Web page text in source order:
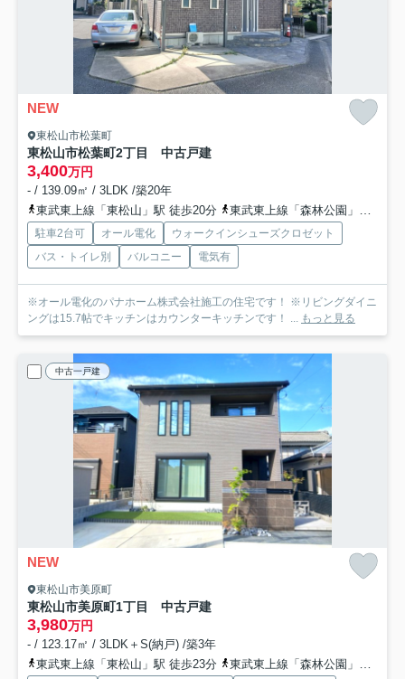
NEW
東松山市松葉町
東松山市松葉町2丁目 中古戸建
3,400万円
- / 139.09㎡ / 3LDK /築20年
東武東上線「東松山」駅 徒歩20分
東武東上線「森林公園」駅 徒歩28分
駐車2台可 オール電化
ウォークインシューズクロゼット
バス・トイレ別
バルコニー 電気有
※オール電化のパナホーム株式会社施工の住宅です！ ※リビングダイニ
ングは15.7帖でキッチンはカウンターキッチンです！ ... もっと見る
中古一戸建
NEW
東松山市美原町
東松山市美原町1丁目 中古戸建
3,980万円
- / 123.17㎡ / 3LDK＋S(納戸) /築3年
東武東上線「東松山」駅 徒歩23分
東武東上線「森林公園」駅 徒歩38分